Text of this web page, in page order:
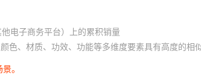
电子商务平台）上的累积销量
色、材质、功效、功能等多维度要素具有高度的相
。